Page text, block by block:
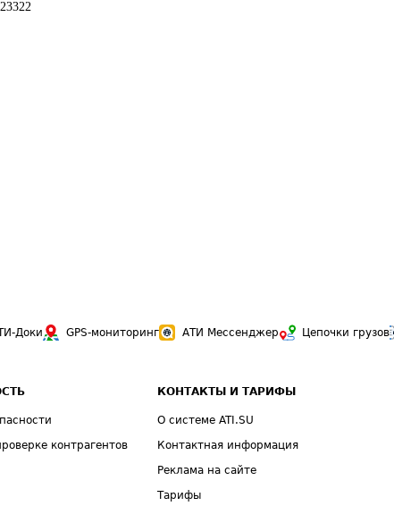
Доки GPS-мониторинг АТИ Мессенджер Цепочки грузов
контрагентов
КОНТАКТЫ И ТАРИФЫ
О системе ATI.SU
Контактная информация
Реклама на сайте
Тарифы